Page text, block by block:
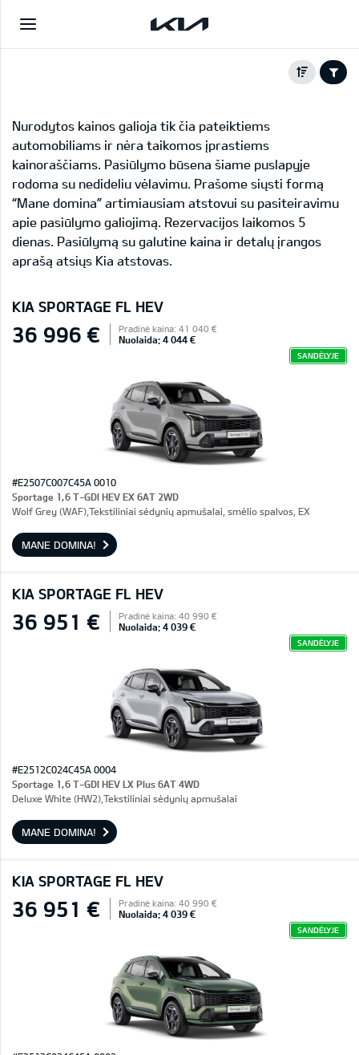
Nurodytos kainos galioja tik čia pateiktiems
automobiliams ir nėra taikomos įprastiems
kainoraščiams. Pasiūlymo būsena šiame puslapyje
rodoma su nedideliu vėlavimu. Prašome siųsti formą
“Mane domina” artimiausiam atstovui su pasiteiravimu
apie pasiūlymo galiojimą. Rezervacijos laikomos 5
dienas. Pasiūlymą su galutine kaina ir detalų įrangos
aprašą atsiųs Kia atstovas.
KIA SPORTAGE FL HEV
36 996 € Pradinė kaina: 41 040 €
Nuolaida: 4 044 €
SANDĖLYJE
#E2507C007C45A 0010
Sportage 1,6 T-GDI HEV EX 6AT 2WD
Wolf Grey (WAF),Tekstiliniai sėdynių apmušalai, smėlio spalvos, EX
MANE DOMINA!
KIA SPORTAGE FL HEV
36 951 € Pradinė kaina: 40 990 €
Nuolaida: 4 039 €
SANDĖLYJE
#E2512C024C45A 0004
Sportage 1,6 T-GDI HEV LX Plus 6AT 4WD
Deluxe White (HW2),Tekstiliniai sėdynių apmušalai
MANE DOMINA!
KIA SPORTAGE FL HEV
36 951 € Pradinė kaina: 40 990 €
Nuolaida: 4 039 €
SANDĖLYJE